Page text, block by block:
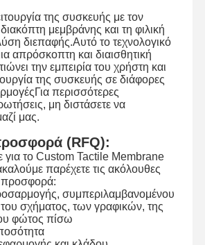
της συσκευής με τον
μεμβράνης και τη φιλική
διεπαφής.Αυτό το τεχνολογικό
απρόσκοπτη και διαισθητική
την εμπειρία του χρήστη και
της συσκευής σε διάφορες
περισσότερες
μη διστάσετε να
μας.
(RFQ):
για το Custom Tactile Membrane
παρέχετε τις ακόλουθες
προσφορά:
συμπεριλαμβανομένου
σχήματος, των γραφικών, της
φώτος πίσω